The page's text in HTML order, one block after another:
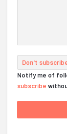
Notify me of
subscribe